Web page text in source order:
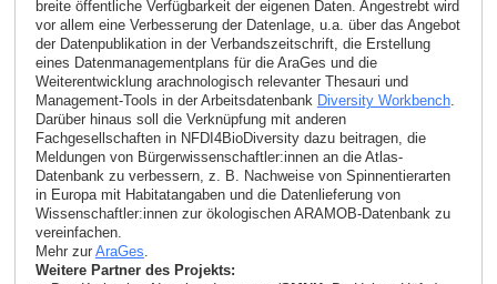
breite öffentliche Verfügbarkeit der eigenen Daten. Angestrebt wird
vor allem eine Verbesserung der Datenlage, u.a. über das Angebot
der Datenpublikation in der Verbandszeitschrift, die Erstellung
eines Datenmanagementplans für die AraGes und die
Weiterentwicklung arachnologisch relevanter Thesauri und
Management-Tools in der Arbeitsdatenbank Diversity Workbench.
Darüber hinaus soll die Verknüpfung mit anderen
Fachgesellschaften in NFDI4BioDiversity dazu beitragen, die
Meldungen von Bürgerwissenschaftler:innen an die Atlas-
Datenbank zu verbessern, z. B. Nachweise von Spinnentierarten
in Europa mit Habitatangaben und die Datenlieferung von
Wissenschaftler:innen zur ökologischen ARAMOB-Datenbank zu
vereinfachen.
Mehr zur AraGes.
Weitere Partner des Projekts: